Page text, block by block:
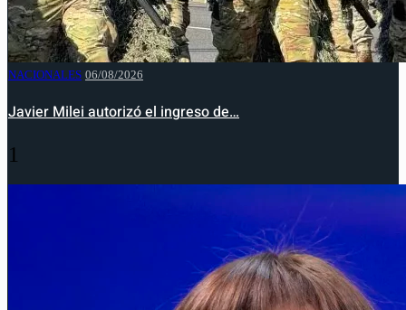
NACIONALES 06/08/2026
Javier Milei autorizó el ingreso de…
1